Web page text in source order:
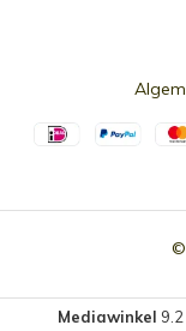
©
Mediawinkel 9.2